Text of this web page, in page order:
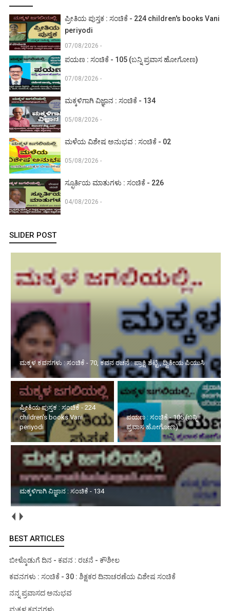
ಪ್ರೀತಿಯ ಪುಸ್ತಕ : ಸಂಚಿಕೆ - 224 children's books Vani
periyodi
07/08/2026 -
ಪಯಣ : ಸಂಚಿಕೆ - 105 (ಬನ್ನಿ ಪ್ರವಾಸ ಹೋಗೋಣ)
07/08/2026 -
ಮಕ್ಕಳಿಗಾಗಿ ವಿಜ್ಞಾನ : ಸಂಚಿಕೆ - 134
05/08/2026 -
ಮಳೆಯ ವಿಶೇಷ ಅನುಭವ : ಸಂಚಿಕೆ - 02
05/08/2026 -
ಸ್ಫೂರ್ತಿಯ ಮಾತುಗಳು : ಸಂಚಿಕೆ - 226
04/08/2026 -
SLIDER POST
ಪ್ರೀತಿಯ ಪುಸ್ತಕ : ಸಂಚಿಕೆ - 224 children's books Vani periyodi
ಪಯಣ : ಸಂಚಿಕೆ - 105 (ಬನ್ನಿ
ಪ್ರವಾಸ ಹೋಗೋಣ)
ಮಕ್ಕಳಿಗಾಗಿ ವಿಜ್ಞಾನ : ಸಂಚಿಕೆ - 134
ಮಳೆಯ ವಿಶೇಷ ಅನುಭವ : ಸಂಚಿಕೆ - 02
BEST ARTICLES
ಬೀಳ್ಕೊಡುಗೆ ದಿನ - ಕವನ : ರಚನೆ - ಕೌಶೀಲ
ಕವನಗಳು : ಸಂಚಿಕೆ - 30 : ಶಿಕ್ಷಕರ ದಿನಾಚರಣೆಯ ವಿಶೇಷ ಸಂಚಿಕೆ
ನನ್ನ ಪ್ರವಾಸದ ಅನುಭವ
ಮಕ್ಕಳ ಕವನಗಳು